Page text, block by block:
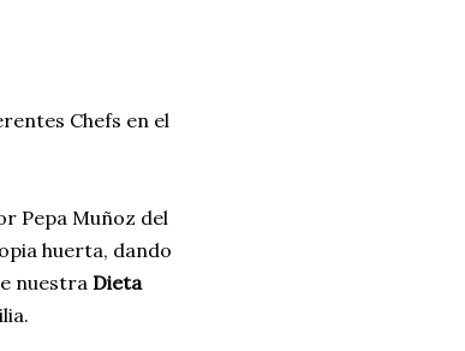
Chefs en el
Pepa Muñoz del
huerta, dando
nuestra Dieta